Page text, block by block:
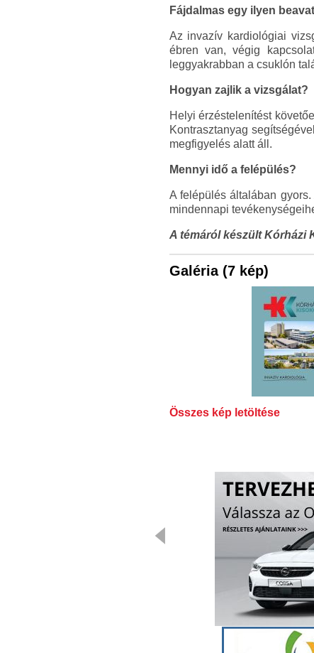
Fájdalmas egy ilyen
Az invazív kardiológiai
ébren van, végig
leggyakrabban a csuklón
Hogyan zajlik a vizsgálat?
Helyi érzéstelenítést
Kontrasztanyag
megfigyelés alatt áll.
Mennyi idő a felépülés?
A felépülés általában
mindennapi
A témáról készült Kórházi
Galéria (7 kép)
Összes kép letöltése